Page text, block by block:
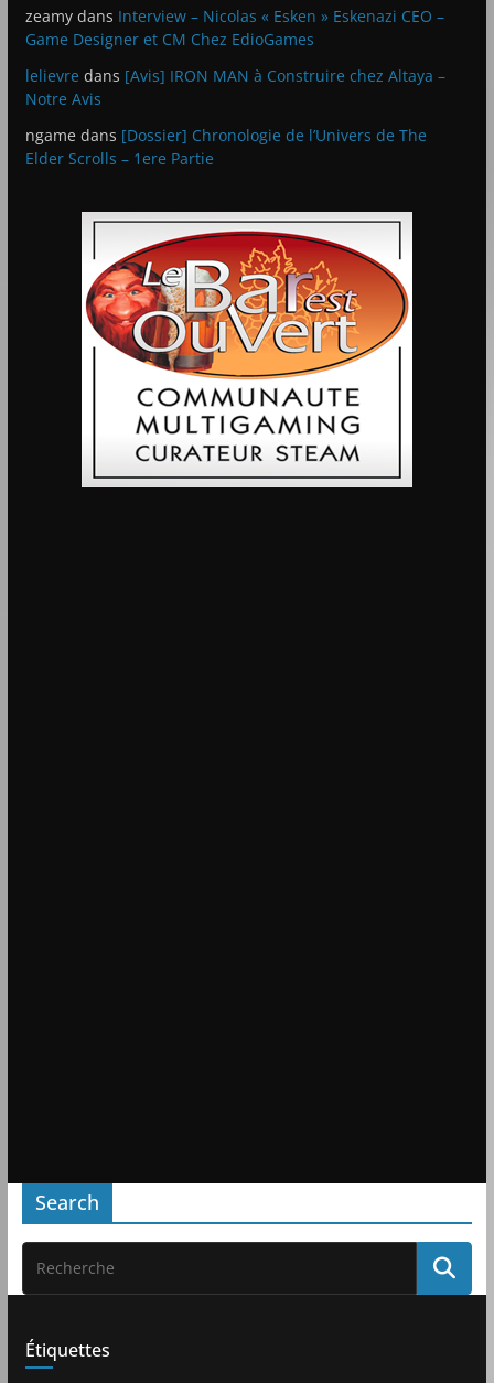
zeamydans Interview – Nicolas « Esken » Eskenazi CEO –
Game Designer et CM Chez EdioGames
lelievre dans [Avis] IRON MAN à Construire chez Altaya –
Notre Avis
ngame dans [Dossier] Chronologie de l’Univers de The
Elder Scrolls – 1ere Partie
Search
Étiquettes